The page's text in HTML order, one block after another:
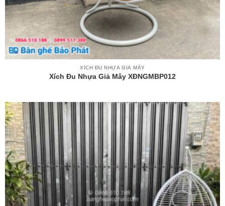
XÍCH ĐU NHỰA GIẢ MÂY
Xích Đu Nhựa Giả Mây XĐNGMBP012